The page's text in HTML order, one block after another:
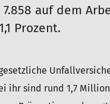
7.858 auf dem
Prozent.
ihr sind rund 1,7